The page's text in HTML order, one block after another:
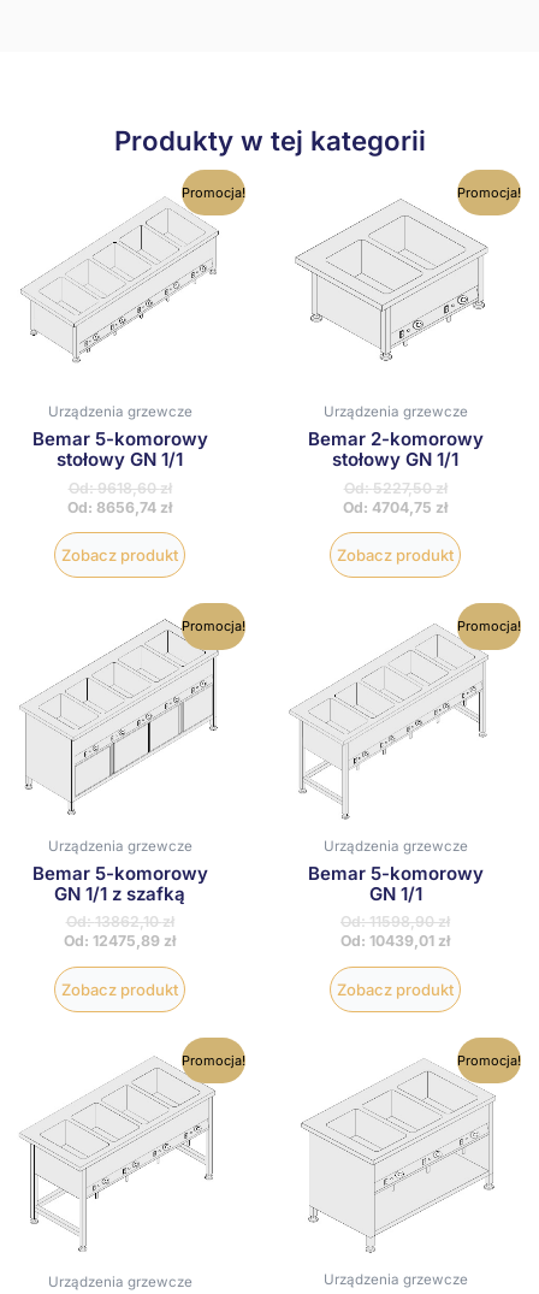
Produkty w tej kategorii
Promocja!
Urządzenia grzewcze
Bemar 5-komorowy
stołowy GN 1/1
Od:9618,60zł
Od: 8656,74 zł
Zobacz produkt
Ten
produkt
ma
wiele
wariantów.
Opcje
Promocja!
Urządzenia grzewcze
Bemar 2-komorowy
stołowy GN 1/1
Od:5227,50zł
Od: 4704,75 zł
Zobacz produkt
Ten
produkt
wiele
Opcje
można
Promocja!
Urządzenia grzewcze
Bemar 5-komorowy
GN 1/1 z szafką
Od:13862,10zł
Od: 12475,89 zł
Zobacz produkt
Ten
produkt
ma
wiele
wariantów.
Opcje
można
Promocja!
Urządzenia grzewcze
Bemar 5-komorowy
GN 1/1
Od:11598,90zł
Od: 10439,01 zł
Zobacz produkt
Ten
produkt
ma
wiele
Opcje
można
Promocja!
Urządzenia grzewcze
Ten
produkt
ma
wiele
wariantów.
Opcje
można
Promocja!
Urządzenia grzewcze
Ten
produkt
ma
wiele
Opcje
można
wybrać